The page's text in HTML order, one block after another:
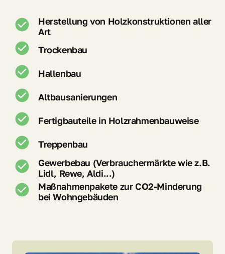
Herstellung von Holzkonstruktionen aller
Art
Trockenbau
Hallenbau
Altbausanierungen
Fertigbauteile in Holzrahmenbauweise
Treppenbau
Gewerbebau (Verbrauchermärkte wie z.B.
Lidl, Rewe, Aldi...)
Maßnahmenpakete zur CO2-Minderung
bei Wohngebäuden